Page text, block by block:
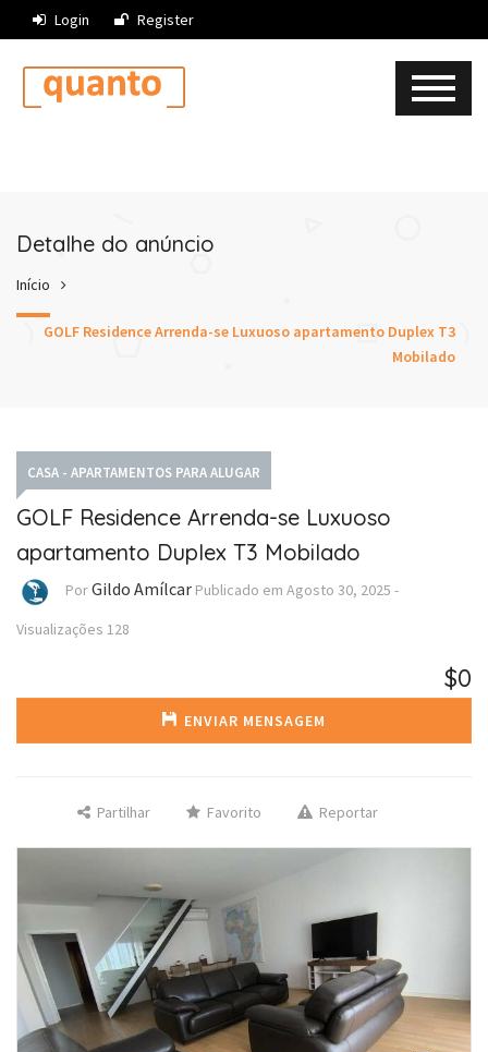
Login Register
Detalhe do anúncio
Início
GOLF Residence Arrenda-se Luxuoso apartamento Duplex T3
Mobilado
CASA - APARTAMENTOS PARA ALUGAR
GOLF Residence Arrenda-se Luxuoso
apartamento Duplex T3 Mobilado
PorGildo Amílcar Publicado em Agosto 30, 2025 -
Visualizações 128
$0
ENVIAR MENSAGEM
Partilhar Favorito Reportar